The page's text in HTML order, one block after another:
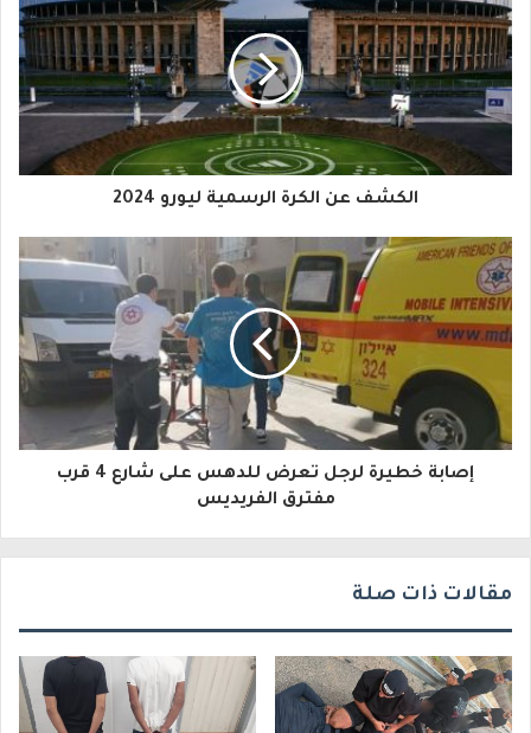
ر
ي
د
ا
إ
ل
ك
الكشف عن الكرة الرسمية ليورو 2024
إصابة خطيرة لرجل تعرض للدهس على شارع 4 قرب
مفترق الفريديس
مقالات ذات صلة